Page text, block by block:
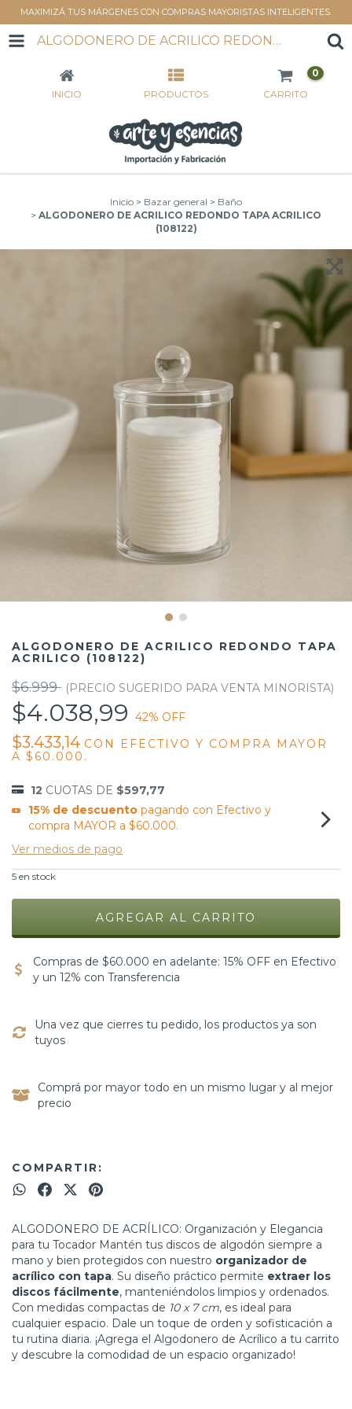
MAXIMIZÁ TUS MÁRGENES CON COMPRAS MAYORISTAS INTELIGENTES.
ALGODONERO DE ACRILICO REDONDO TAPA ACRILICO (108122)
INICIO PRODUCTOS CARRITO
0
Inicio > Bazar general > Baño
> ALGODONERO DE ACRILICO REDONDO TAPA ACRILICO
(108122)
ALGODONERO DE ACRILICO REDONDO TAPA
ACRILICO (108122)
$6.999
$4.038,99 42% OFF
$3.433,14 CON
EFECTIVO Y COMPRA MAYOR
A $60.000.
12 CUOTAS DE $597,77
15% de descuentopagando con Efectivo y
compra MAYOR a $60.000.
Ver medios de pago
5 en stock
Compras de $60.000 en adelante: 15% OFF en Efectivo
y un 12% con Transferencia
Una vez que cierres tu pedido, los productos ya son
tuyos
Comprá por mayor todo en un mismo lugar y al mejor
precio
COMPARTIR:
ALGODONERO DE ACRÍLICO: Organización y Elegancia
para tu Tocador Mantén tus discos de algodón siempre a
mano y bien protegidos con nuestro organizador de
acrílico con tapa. Su diseño práctico permite extraer los
discos fácilmente, manteniéndolos limpios y ordenados.
Con medidas compactas de 10 x 7 cm, es ideal para
cualquier espacio. Dale un toque de orden y sofisticación a
tu rutina diaria. ¡Agrega el Algodonero de Acrílico a tu carrito
y descubre la comodidad de un espacio organizado!